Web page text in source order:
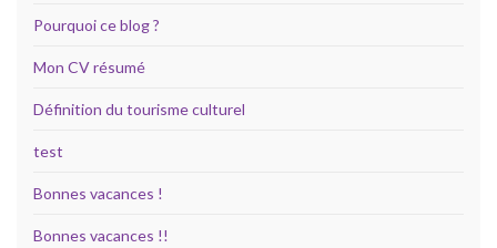
Pourquoi ce blog ?
Mon CV résumé
Définition du tourisme culturel
test
Bonnes vacances !
Bonnes vacances !!